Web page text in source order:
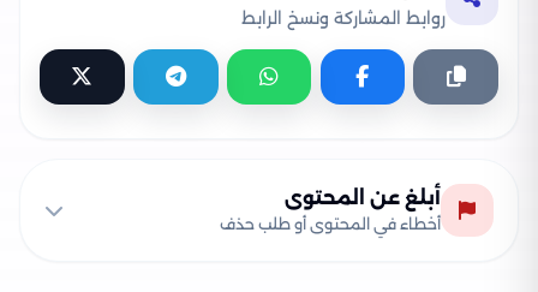
روابط المشاركة ونسخ الرابط
أبلغ عن المحتوى
أخطاء في المحتوى أو طلب حذف